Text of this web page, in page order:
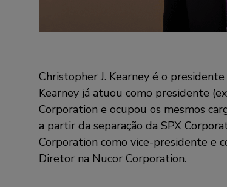
Christopher J. Kearney é o
Kearney já atuou como presidente
Corporation e ocupou os mesmos
a partir da separação da SPX
Corporation como vice-presidente e
Diretor na Nucor Corporation.